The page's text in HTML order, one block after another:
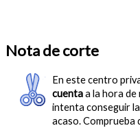
Nota de corte
En este centro
cuentaa la hora de
intenta conseguir
acaso. Comprueba